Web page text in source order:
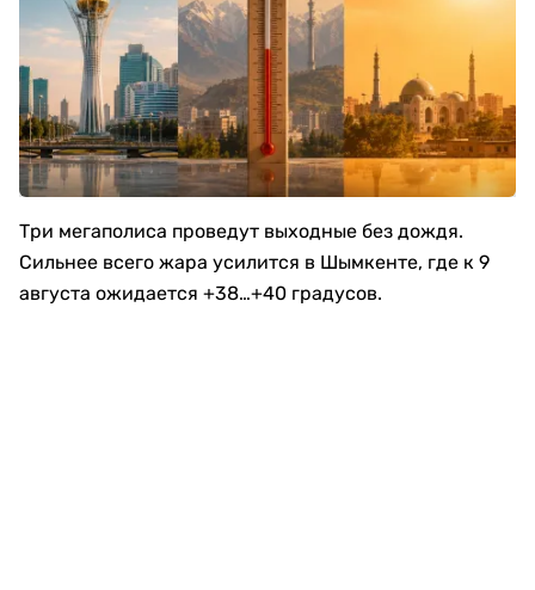
Три мегаполиса проведут выходные без дождя.
Сильнее всего жара усилится в Шымкенте, где к 9
августа ожидается +38…+40 градусов.